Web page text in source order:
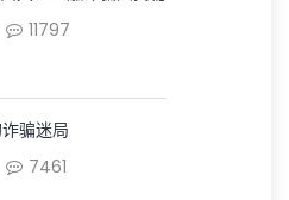
11797
骗迷局
7461